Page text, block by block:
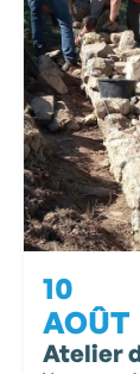
10
AOÛT
Atelier